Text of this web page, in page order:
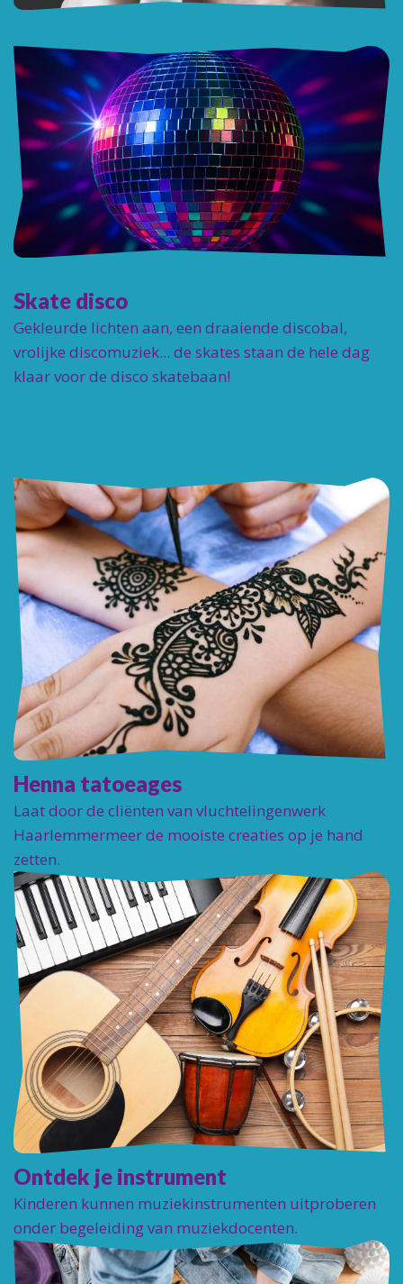
Skate disco
Gekleurde lichten aan, een draaiende discobal,
vrolijke discomuziek... de skates staan de hele dag
klaar voor de disco skatebaan!
Henna tatoeages
Laat door de cliënten van vluchtelingenwerk
Haarlemmermeer de mooiste creaties op je hand
zetten.
Ontdek je instrument
Kinderen kunnen muziekinstrumenten uitproberen
onder begeleiding van muziekdocenten.